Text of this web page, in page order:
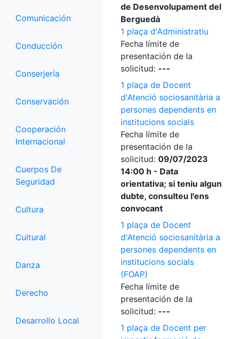
Comunicación
Conducción
Conserjería
Conservación
Cooperación
Internacional
Cuerpos De
Seguridad
Cultura
Cultural
Danza
Derecho
Desarrollo Local
de Desenvolupament del
Berguedà
1 plaça d'Administratiu
Fecha límite de
presentación de la
solicitud: ---
1 plaça de Docent
d'Atenció sociosanitària a
persones dependents en
institucions socials
Fecha límite de
presentación de la
solicitud: 09/07/2023
14:00 h - Data
orientativa; si teniu algun
dubte, consulteu l'ens
convocant
1 plaça de Docent
d'Atenció sociosanitària a
persones dependents en
institucions socials
(FOAP)
Fecha límite de
presentación de la
solicitud: ---
1 plaça de Docent per